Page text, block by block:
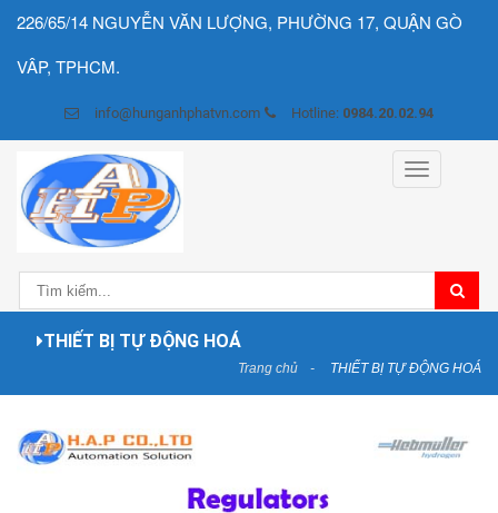
226/65/14 NGUYỄN VĂN LƯỢNG, PHƯỜNG 17, QUẬN GÒ
VÂP, TPHCM.
info@hunganhphatvn.com Hotline: 0984.20.02.94
Toggle
navigation
THIẾT BỊ TỰ ĐỘNG HOÁ
Trang chủ THIẾT BỊ TỰ ĐỘNG HOÁ